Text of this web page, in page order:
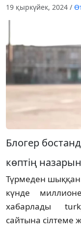
19 қыркүйек, 2024 /
Блогер
көптің
Түрмеден шыққан
күнде
хабарлады
сайтына сілтеме